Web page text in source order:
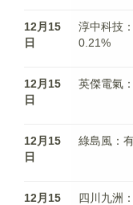
12月15
日
淳中科技
0.21%
12月15
日
英傑電氣
12月15
日
綠島風：
12月15
四川九洲